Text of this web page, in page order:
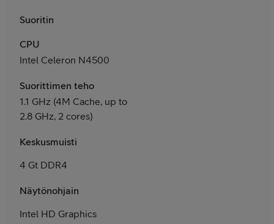
Suoritin
CPU
Intel Celeron N4500
Suorittimen teho
1.1 GHz (4M Cache, up to
2.8 GHz, 2 cores)
Keskusmuisti
4 Gt DDR4
Näytönohjain
Intel HD Graphics